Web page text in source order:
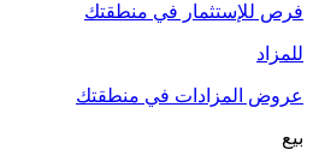
فرص للإستثمار في منطقتك
للمزاد
عروض المزادات في منطقتك
بيع